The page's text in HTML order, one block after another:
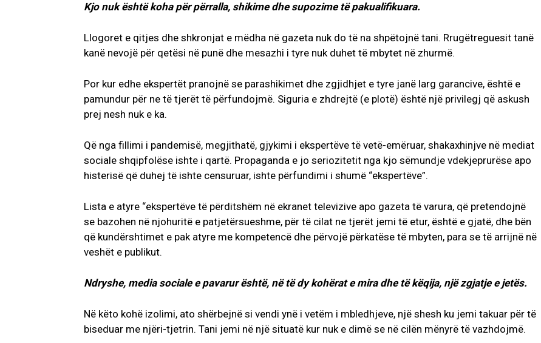
Kjo nuk është koha për përralla, shikime dhe supozime të pakualifikuara.
Llogoret e qitjes dhe shkronjat e mëdha në gazeta nuk do të na shpëtojnë tani. Rrugëtreguesit tanë
kanë nevojë për qetësi në punë dhe mesazhi i tyre nuk duhet të mbytet në zhurmë.
Por kur edhe ekspertët pranojnë se parashikimet dhe zgjidhjet e tyre janë larg garancive, është e
pamundur për ne të tjerët të përfundojmë. Siguria e zhdrejtë (e plotë) është një privilegj që askush
prej nesh nuk e ka.
Që nga fillimi i pandemisë, megjithatë, gjykimi i ekspertëve të vetë-emëruar, shakaxhinjve në mediat
sociale shqipfolëse ishte i qartë. Propaganda e jo seriozitetit nga kjo sëmundje vdekjeprurëse apo
histerisë që duhej të ishte censuruar, ishte përfundimi i shumë “ekspertëve”.
Lista e atyre “ekspertëve të përditshëm në ekranet televizive apo gazeta të varura, që pretendojnë
se bazohen në njohuritë e patjetërsueshme, për të cilat ne tjerët jemi të etur, është e gjatë, dhe bën
që kundërshtimet e pak atyre me kompetencë dhe përvojë përkatëse të mbyten, para se të arrijnë në
veshët e publikut.
Ndryshe, media sociale e pavarur është, në të dy kohërat e mira dhe të këqija, një zgjatje e jetës.
Në këto kohë izolimi, ato shërbejnë si vendi ynë i vetëm i mbledhjeve, një shesh ku jemi takuar për të
biseduar me njëri-tjetrin. Tani jemi në një situatë kur nuk e dimë se në cilën mënyrë të vazhdojmë.